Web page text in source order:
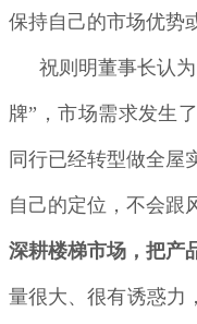
保持自己的市场优势
祝则明董事长认
牌”，市场需求发生
同行已经转型做全屋
自己的定位，不会跟
深耕楼梯市场，把产
量很大、很有诱惑力